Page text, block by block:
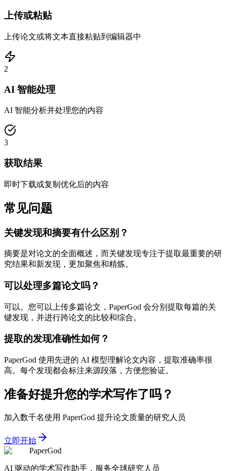
上传或粘贴
上传论文或将文本直接粘贴到编辑器中
2
AI 智能处理
AI 智能分析并处理您的内容
3
获取结果
即时下载或复制优化后的内容
常见问题
关键发现和摘要有什么区别？
摘要是对论文的全面概述，而关键发现专注于提取最重要的研
究结果和新发现，更加聚焦和精炼。
可以处理多篇论文吗？
可以。您可以上传多篇论文，PaperGod 会分别提取每篇的关
键发现，并进行跨论文的比较和综合。
提取的发现准确性如何？
PaperGod 使用先进的 AI 模型理解论文内容，提取准确率很
高。每个发现都会标注来源段落，方便您验证。
准备好提升您的学术写作了吗？
加入数千名使用 PaperGod 提升论文质量的研究人员
立即开始
PaperGod
AI 驱动的学术写作助手，服务全球研究人员